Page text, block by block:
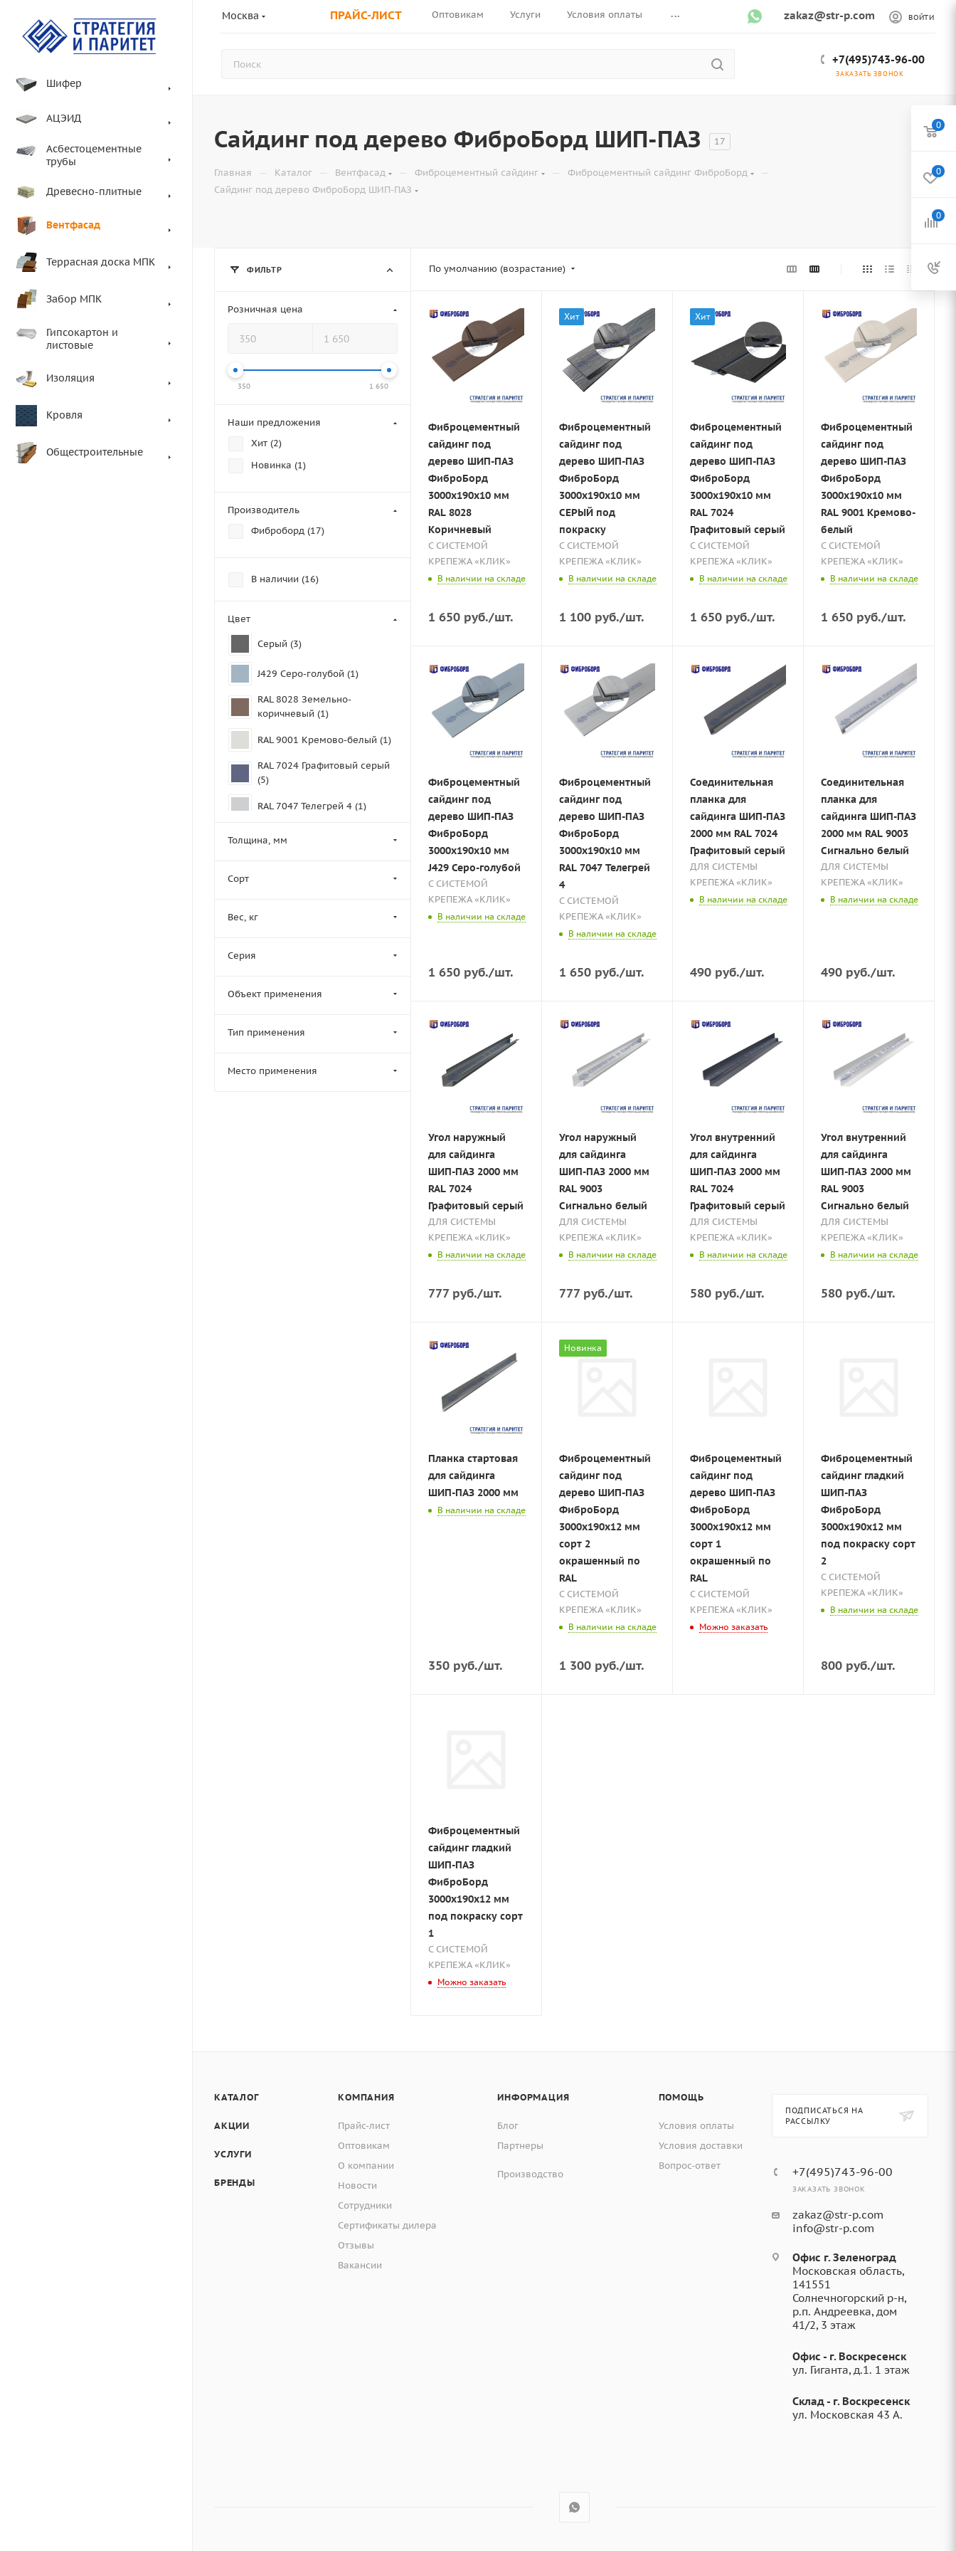
Москва ПРАЙС-ЛИСТ Оптовикам Услуги Условия оплаты ... zakaz@str-p.com ВОЙТИ
+7(495)743-96-00
ЗАКАЗАТЬ ЗВОНОК
Шифер
АЦЭИД
Асбестоцементные
трубы
Древесно-плитные
Вентфасад
Террасная доска МПК
Забор МПК
Гипсокартон и
листовые
Изоляция
Кровля
Общестроительные
Сайдинг под дерево ФиброБорд ШИП-ПАЗ 17
Главная — Каталог — Вентфасад — Фиброцементный сайдинг — Фиброцементный сайдинг ФиброБорд —
Сайдинг под дерево ФиброБорд ШИП-ПАЗ
По умолчанию (возрастание)
Фиброцементный
сайдинг под
дерево ШИП-ПАЗ
ФиброБорд
3000x190x10 мм
RAL 8028
Коричневый
С СИСТЕМОЙ
КРЕПЕЖА «КЛИК»
В наличии на складе
1 650 руб./шт.
Хит
Фиброцементный
сайдинг под
дерево ШИП-ПАЗ
ФиброБорд
3000x190x10 мм
СЕРЫЙ под
покраску
С СИСТЕМОЙ
КРЕПЕЖА «КЛИК»
В наличии на складе
1 100 руб./шт.
Хит
Фиброцементный
сайдинг под
дерево ШИП-ПАЗ
ФиброБорд
3000x190x10 мм
RAL 7024
Графитовый серый
С СИСТЕМОЙ
КРЕПЕЖА «КЛИК»
В наличии на складе
1 650 руб./шт.
Фиброцементный
сайдинг под
дерево ШИП-ПАЗ
ФиброБорд
3000x190x10 мм
RAL 9001 Кремово-
белый
С СИСТЕМОЙ
КРЕПЕЖА «КЛИК»
В наличии на складе
1 650 руб./шт.
Фиброцементный
сайдинг под
дерево ШИП-ПАЗ
ФиброБорд
3000x190x10 мм
J429 Серо-голубой
С СИСТЕМОЙ
КРЕПЕЖА «КЛИК»
В наличии на складе
1 650 руб./шт.
Фиброцементный
сайдинг под
дерево ШИП-ПАЗ
ФиброБорд
3000x190x10 мм
RAL 7047 Телегрей
4
С СИСТЕМОЙ
КРЕПЕЖА «КЛИК»
В наличии на складе
1 650 руб./шт.
Соединительная
планка для
сайдинга ШИП-ПАЗ
2000 мм RAL 7024
Графитовый серый
ДЛЯ СИСТЕМЫ
КРЕПЕЖА «КЛИК»
В наличии на складе
490 руб./шт.
Соединительная
планка для
сайдинга ШИП-ПАЗ
2000 мм RAL 9003
Сигнально белый
ДЛЯ СИСТЕМЫ
КРЕПЕЖА «КЛИК»
В наличии на складе
490 руб./шт.
Угол наружный
для сайдинга
ШИП-ПАЗ 2000 мм
RAL 7024
Графитовый серый
ДЛЯ СИСТЕМЫ
КРЕПЕЖА «КЛИК»
В наличии на складе
777руб./шт.
Угол наружный
для сайдинга
ШИП-ПАЗ 2000 мм
RAL 9003
Сигнально белый
ДЛЯ СИСТЕМЫ
КРЕПЕЖА «КЛИК»
В наличии на складе
777руб./шт.
Угол внутренний
для сайдинга
ШИП-ПАЗ 2000 мм
RAL 7024
Графитовый серый
ДЛЯ СИСТЕМЫ
КРЕПЕЖА «КЛИК»
В наличии на складе
580 руб./шт.
Угол внутренний
для сайдинга
ШИП-ПАЗ 2000 мм
RAL 9003
Сигнально белый
ДЛЯ СИСТЕМЫ
КРЕПЕЖА «КЛИК»
В наличии на складе
580 руб./шт.
Планка стартовая
для сайдинга
ШИП-ПАЗ 2000 мм
В наличии на складе
350 руб./шт.
Новинка
Фиброцементный
сайдинг под
дерево ШИП-ПАЗ
ФиброБорд
3000x190x12 мм
сорт 2
окрашенный по
RAL
С СИСТЕМОЙ
КРЕПЕЖА «КЛИК»
В наличии на складе
1 300 руб./шт.
Фиброцементный
сайдинг под
дерево ШИП-ПАЗ
ФиброБорд
3000x190x12 мм
сорт 1
окрашенный по
RAL
С СИСТЕМОЙ
КРЕПЕЖА «КЛИК»
Можно заказать
Фиброцементный
сайдинг гладкий
ШИП-ПАЗ
ФиброБорд
3000x190x12 мм
под покраску сорт
2
С СИСТЕМОЙ
КРЕПЕЖА «КЛИК»
В наличии на складе
800 руб./шт.
Фиброцементный
сайдинг гладкий
ШИП-ПАЗ
ФиброБорд
3000x190x12 мм
под покраску сорт
1
С СИСТЕМОЙ
КРЕПЕЖА «КЛИК»
Можно заказать
ФИЛЬТР
Розничная цена
350 1 650
Наши предложения
Хит (2)
Новинка (1)
Производитель
Фиброборд (17)
В наличии (16)
Цвет
Серый (3)
J429 Серо-голубой (1)
RAL 8028 Земельно-
коричневый (1)
RAL 9001 Кремово-белый (1)
RAL 7024 Графитовый серый
(5)
RAL 7047 Телегрей 4 (1)
(3)
Толщина, мм
Сорт
Вес, кг
Серия
Объект применения
Тип применения
Место применения
КАТАЛОГ
АКЦИИ
УСЛУГИ
БРЕНДЫ
КОМПАНИЯ
Прайс-лист
Оптовикам
О компании
Новости
Сотрудники
Сертификаты дилера
Отзывы
Вакансии
ИНФОРМАЦИЯ
Блог
Партнеры
Производство
ПОМОЩЬ
Условия оплаты
Условия доставки
Вопрос-ответ
ПОДПИСАТЬСЯ НА
РАССЫЛКУ
+7(495)743-96-00
ЗАКАЗАТЬ ЗВОНОК
zakaz@str-p.com
info@str-p.com
Офис г. Зеленоград
Московская область,
141551
Солнечногорский р-н,
р.п. Андреевка, дом
41/2, 3 этаж
Офис - г. Воскресенск
ул. Гиганта, д.1. 1 этаж
Склад - г. Воскресенск
ул. Московская 43 А.
0
0
0